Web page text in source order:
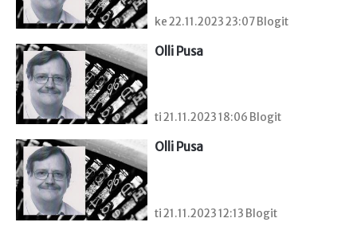
ke 22.11.2023 23:07 Blogit
Olli Pusa
ti 21.11.2023 18:06 Blogit
Olli Pusa
ti 21.11.2023 12:13 Blogit